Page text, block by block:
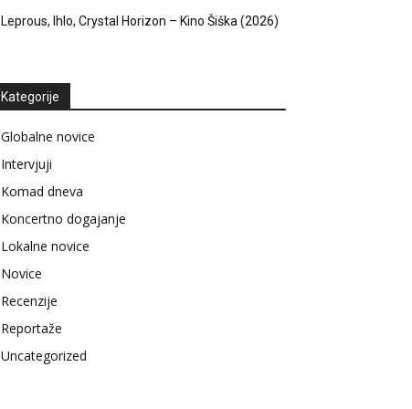
Leprous, Ihlo, Crystal Horizon – Kino Šiška (2026)
Kategorije
Globalne novice
Intervjuji
Komad dneva
Koncertno dogajanje
Lokalne novice
Novice
Recenzije
Reportaže
Uncategorized